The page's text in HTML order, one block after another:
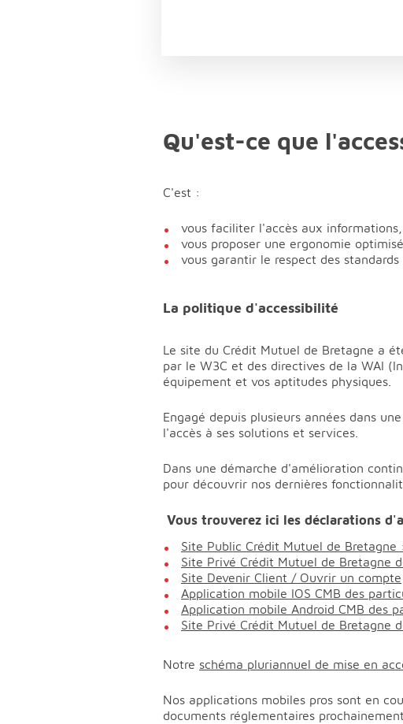
Qu'est-ce que
C'est :
vous faciliter l'accès aux informations,
vous proposer une ergonomie
vous garantir le respect des standards
La politique d'accessibilité
Le site du Crédit Mutuel de Bretagne a
par le W3C et des directives de la WAI
équipement et vos aptitudes physiques.
Engagé depuis plusieurs années dans
l'accès à ses solutions et services.
Dans une démarche d'amélioration
pour découvrir nos dernières
Vous trouverez ici les déclarations
Site Public Crédit Mutuel de Bretagne :
Site Privé Crédit Mutuel de Bretagne
Site Devenir Client / Ouvrir un compte
Application mobile IOS CMB des
Application mobile Android CMB des
Site Privé Crédit Mutuel de Bretagne
Notre schéma pluriannuel de mise en
Nos applications mobiles pros sont en
documents réglementaires prochainement.